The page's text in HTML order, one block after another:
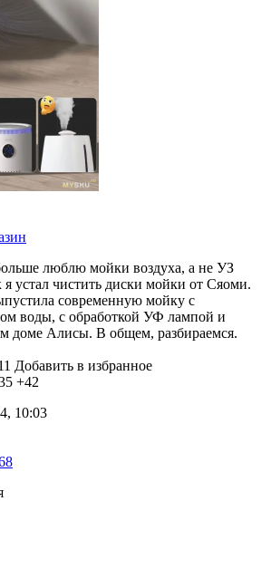
люблю мойки воздуха, а не УЗ
устал чистить диски мойки от Сяоми.
современную мойку с
воды, с обработкой УФ лампой и
доме Алисы. В общем, разбираемся.
Добавить в избранное
+42
10:03